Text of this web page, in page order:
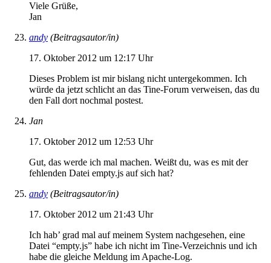
Viele Grüße,
Jan
andy (Beitragsautor/in)
17. Oktober 2012 um 12:17 Uhr
Dieses Problem ist mir bislang nicht untergekommen. Ich
würde da jetzt schlicht an das Tine-Forum verweisen, das du
den Fall dort nochmal postest.
Jan
17. Oktober 2012 um 12:53 Uhr
Gut, das werde ich mal machen. Weißt du, was es mit der
fehlenden Datei empty.js auf sich hat?
andy (Beitragsautor/in)
17. Oktober 2012 um 21:43 Uhr
Ich hab’ grad mal auf meinem System nachgesehen, eine
Datei “empty.js” habe ich nicht im Tine-Verzeichnis und ich
habe die gleiche Meldung im Apache-Log.